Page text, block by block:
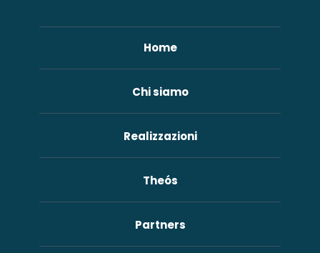
Home
Chi siamo
Realizzazioni
Theós
Partners